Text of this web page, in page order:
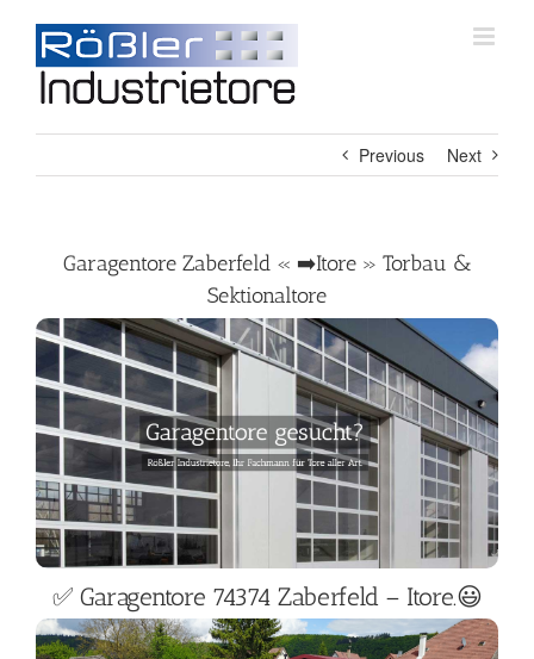
content
Previous Next
Garagentore Zaberfeld « ➡️Itore » Torbau &
Sektionaltore
✅ Garagentore 74374 Zaberfeld – Itore.😃